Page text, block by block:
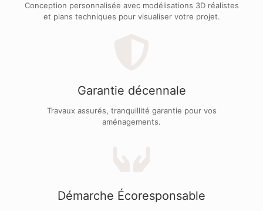
Conception personnalisée avec modélisations 3D réalistes
et plans techniques pour visualiser votre projet.
Garantie décennale
Travaux assurés, tranquillité garantie pour vos
aménagements.
Démarche Écoresponsable